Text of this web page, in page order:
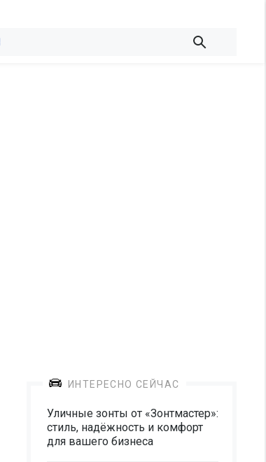
ИНТЕРЕСНО СЕЙЧАС
Уличные зонты от «Зонтмастер»:
стиль, надёжность и комфорт
для вашего бизнеса